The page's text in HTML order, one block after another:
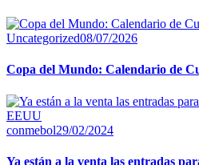
Uncategorized08/07/2026
Copa del Mundo: Calendario de
conmebol29/02/2024
Ya están a la venta las entradas